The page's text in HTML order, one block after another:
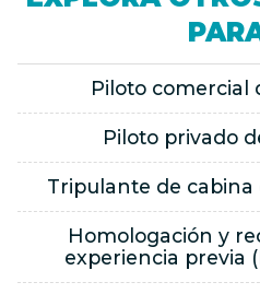
Piloto comercial
Piloto privado
Tripulante de cabina
Homologación y
experiencia previa